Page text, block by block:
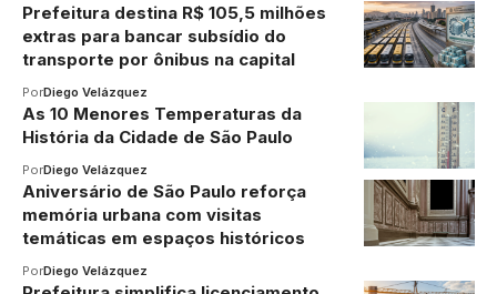
Prefeitura destina R$ 105,5 milhões
extras para bancar subsídio do
transporte por ônibus na capital
PorDiego Velázquez
As 10 Menores Temperaturas da
História da Cidade de São Paulo
PorDiego Velázquez
Aniversário de São Paulo reforça
memória urbana com visitas
temáticas em espaços históricos
PorDiego Velázquez